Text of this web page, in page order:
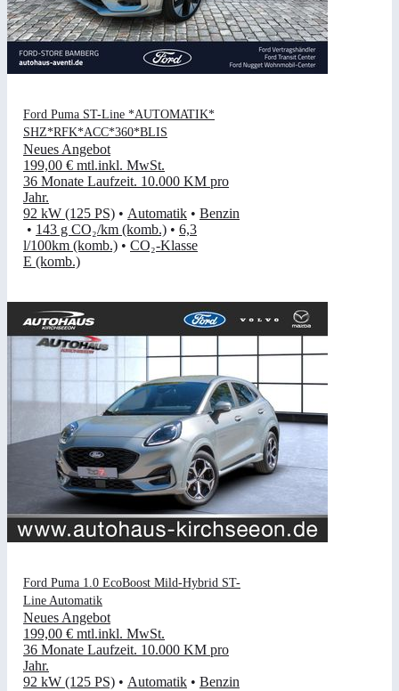
Ford Puma ST-Line *AUTOMATIK*
SHZ*RFK*ACC*360*BLIS
Neues Angebot
199,00 € mtl.inkl. MwSt.
36 Monate Laufzeit. 10.000 KM pro
Jahr.
92 kW (125 PS) • Automatik • Benzin
• 143 g CO₂/km (komb.) • 6,3
l/100km (komb.) • CO₂-Klasse
E (komb.)
Ford Puma 1.0 EcoBoost Mild-Hybrid ST-
Line Automatik
Neues Angebot
199,00 € mtl.inkl. MwSt.
36 Monate Laufzeit. 10.000 KM pro
Jahr.
92 kW (125 PS) • Automatik • Benzin